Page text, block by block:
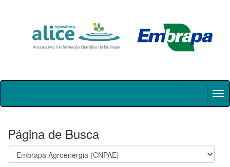
Skip
Página de Busca